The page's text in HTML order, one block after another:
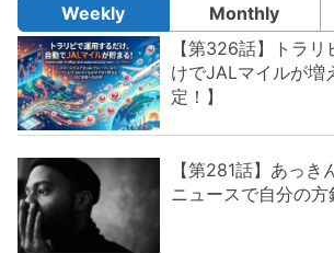
Weekly
Monthly
【第326話】トラ
けでJALマイルが増
定！】
【第281話】あっ
ニュースで自分の